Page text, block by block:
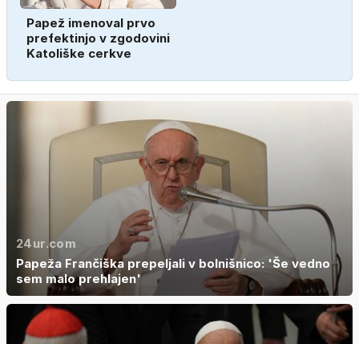
Papež imenoval prvo
prefektinjo v zgodovini
Katoliške cerkve
24ur.com
Papeža Frančiška prepeljali v bolnišnico: 'Še vedno
sem malo prehlajen'